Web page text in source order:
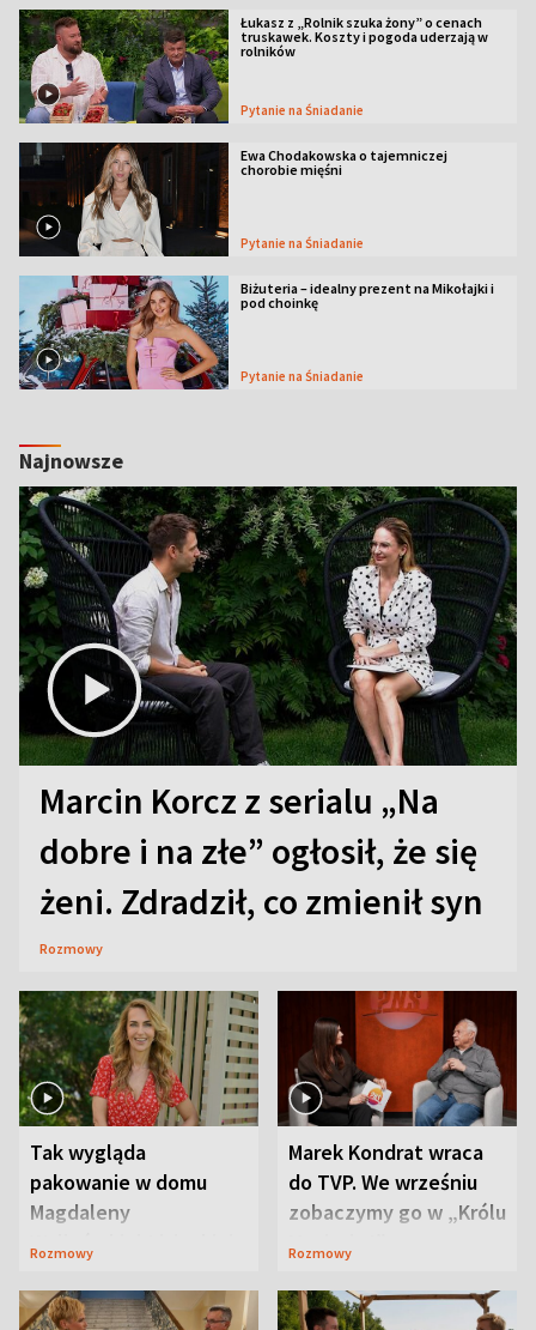
Łukasz z „Rolnik szuka żony” o cenach
truskawek. Koszty i pogoda uderzają w
rolników
Pytanie na Śniadanie
Ewa Chodakowska o tajemniczej
chorobie mięśni
Pytanie na Śniadanie
Biżuteria – idealny prezent na Mikołajki i
pod choinkę
Pytanie na Śniadanie
Najnowsze
Marcin Korcz z serialu „Na
dobre i na złe” ogłosił, że się
żeni. Zdradził, co zmienił syn
Rozmowy
Tak wygląda
pakowanie w domu
Magdaleny
Waligórskiej-Lisieckiej.
Rozmowy
Marek Kondrat wraca
do TVP. We wrześniu
zobaczymy go w „Królu
Maciusiu I”
Rozmowy